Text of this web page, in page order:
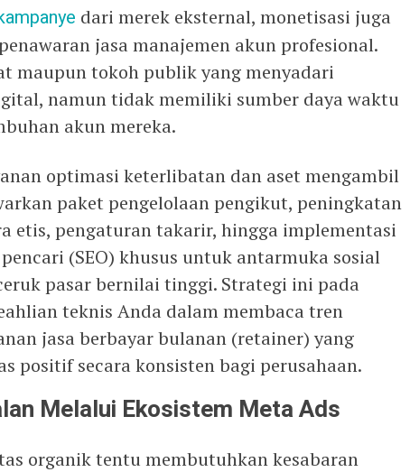
dari merek eksternal, monetisasi juga
jasa manajemen akun profesional.
maupun tokoh publik yang menyadari
namun tidak memiliki sumber daya waktu
akun mereka.
optimasi keterlibatan dan aset mengambil
paket pengelolaan pengikut, peningkatan
etis, pengaturan takarir, hingga implementasi
(SEO) khusus untuk antarmuka sosial
pasar bernilai tinggi. Strategi ini pada
teknis Anda dalam membaca tren
jasa berbayar bulanan (retainer) yang
positif secara konsisten bagi perusahaan.
Melalui Ekosistem Meta Ads
organik tentu membutuhkan kesabaran